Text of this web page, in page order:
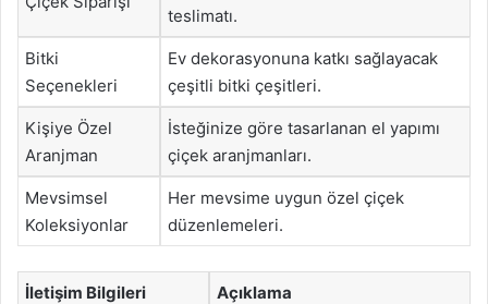
teslimatı.
Bitki
Seçenekleri
Ev dekorasyonuna katkı sağlayacak
çeşitli bitki çeşitleri.
Kişiye Özel
Aranjman
İsteğinize göre tasarlanan el yapımı
çiçek aranjmanları.
Mevsimsel
Koleksiyonlar
Her mevsime uygun özel çiçek
düzenlemeleri.
İletişim Bilgileri Açıklama